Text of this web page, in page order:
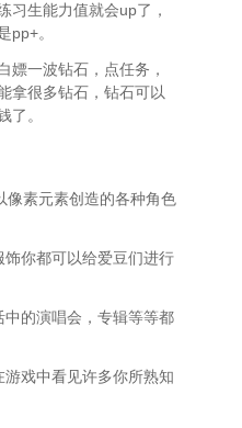
习生能力值就会up了，
pp+。
嫖一波钻石，点任务，
拿很多钻石，钻石可以
了。
像素元素创造的各种角色
你都可以给爱豆们进行
的演唱会，专辑等等都
戏中看见许多你所熟知